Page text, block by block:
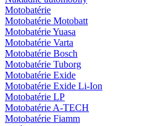
Motobatérie
Motobatérie Motobatt
Motobatérie Yuasa
Motobatérie Varta
Motobatérie Bosch
Motobatérie Tuborg
Motobatérie Exide
Motobatérie Exide Li-Ion
Motobatérie LP
Motobatérie A-TECH
Motobatérie Fiamm